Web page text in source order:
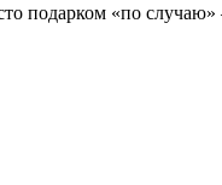
подарком «по